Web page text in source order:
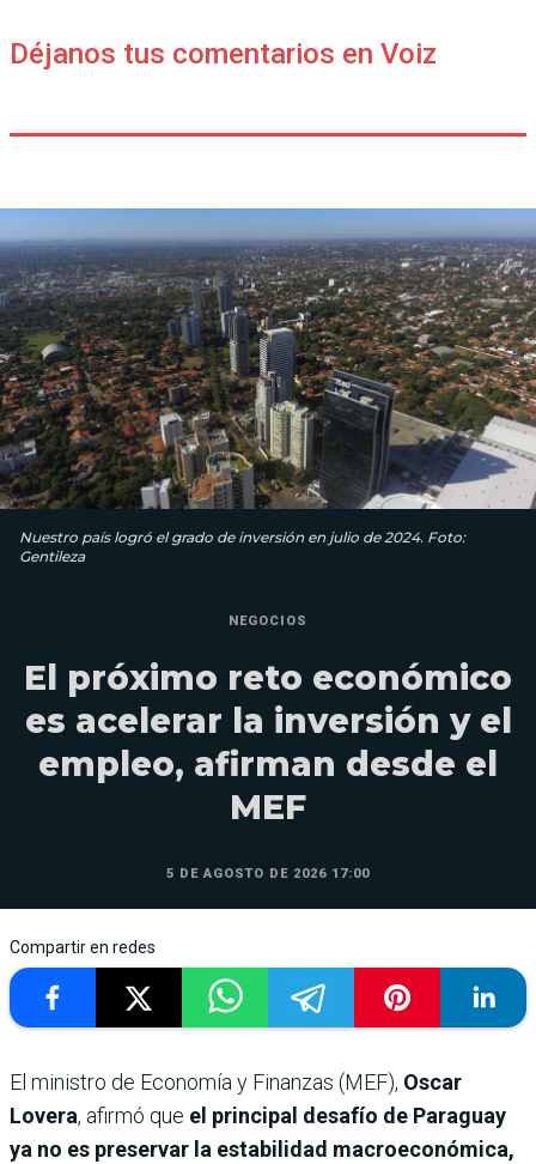
Déjanos tus comentarios en Voiz
Nuestro país logró el grado de inversión en julio de 2024. Foto:
Gentileza
NEGOCIOS
El próximo reto económico
es acelerar la inversión y el
empleo, afirman desde el
MEF
5 DE AGOSTO DE 2026 17:00
Compartir en redes
El ministro de Economía y Finanzas (MEF), Oscar
Lovera, afirmó que el principal desafío de Paraguay
ya no es preservar la estabilidad macroeconómica,